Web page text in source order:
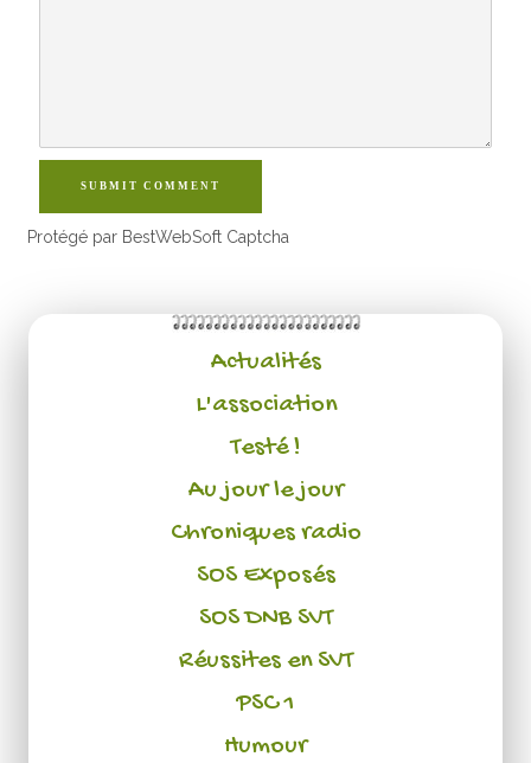
SUBMIT COMMENT
Protégé par BestWebSoft Captcha
Actualités
L'association
Testé !
Au jour le jour
Chroniques radio
SOS Exposés
SOS DNB SVT
Réussites en SVT
PSC 1
Humour